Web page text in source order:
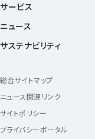
サービス
ニュース
サステナビリティ
総合サイトマップ
ニュース関連リンク
サイトポリシー
プライバシーポータル